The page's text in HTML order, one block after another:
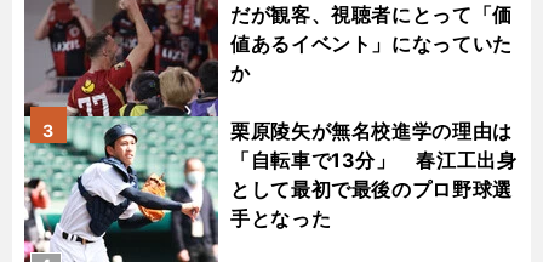
だが観客、視聴者にとって「価
値あるイベント」になっていた
か
栗原陵矢が無名校進学の理由は
「自転車で13分」 春江工出身
として最初で最後のプロ野球選
手となった
3